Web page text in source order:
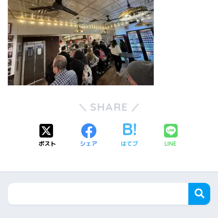
SHARE
ポスト シェア はてブ LINE